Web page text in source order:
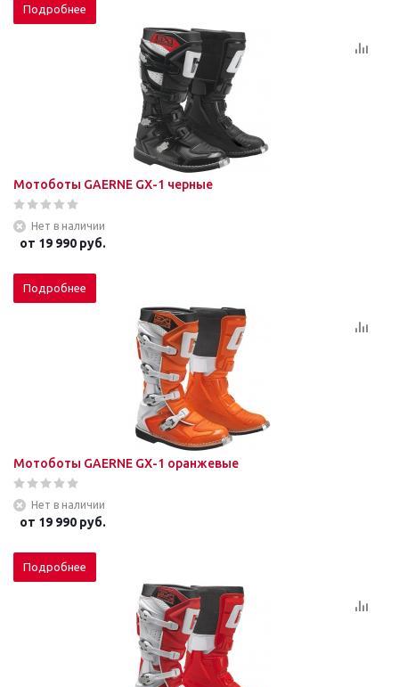
Подробнее
Мотоботы GAERNE GХ-1 черные
Нет в наличии
от 19 990 руб.
Подробнее
Мотоботы GAERNE GХ-1 оранжевые
Нет в наличии
от 19 990 руб.
Подробнее